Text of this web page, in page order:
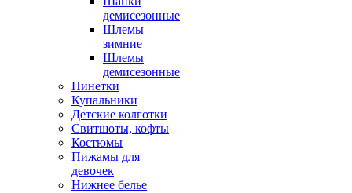
демисезонные
Шлемы
зимние
Шлемы
демисезонные
Пинетки
Купальники
Детские колготки
Свитшоты, кофты
Костюмы
Пижамы для
девочек
Нижнее белье